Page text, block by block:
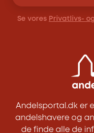
Se vores Privatlivs-
Andelsportal.dk er
andelshavere og
de finde alle de